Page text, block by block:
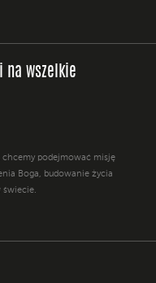
na wszelkie
podejmować misję
Boga, budowanie życia
świecie.